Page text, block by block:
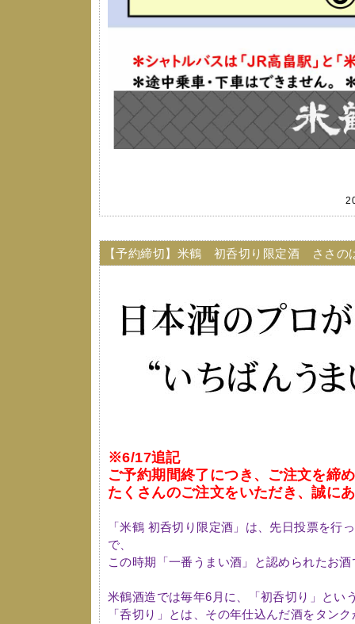
【予約締切】米鶴 初呑切り限定酒 ささの
※6/17追記
ご予約期間終了につき、ご注文を締
たくさんのご注文をいただき、誠に
「米鶴 初呑切り限定酒」は、先日投票を
で、
この時期「一番うまい酒」と認められたお酒
米鶴酒造では毎年6月に、「初呑切り」とい
「呑切り」とは、その年仕込んだ酒をタン